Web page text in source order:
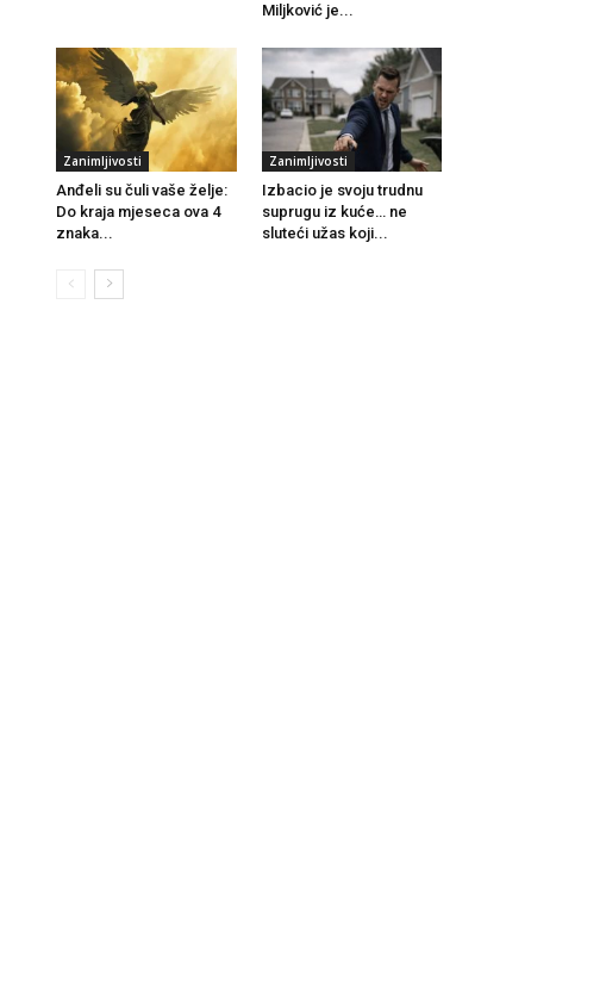
Miljković je...
Zanimljivosti
Anđeli su čuli vaše želje:
Do kraja mjeseca ova 4
znaka...
Zanimljivosti
Izbacio je svoju trudnu
suprugu iz kuće… ne
sluteći užas koji...